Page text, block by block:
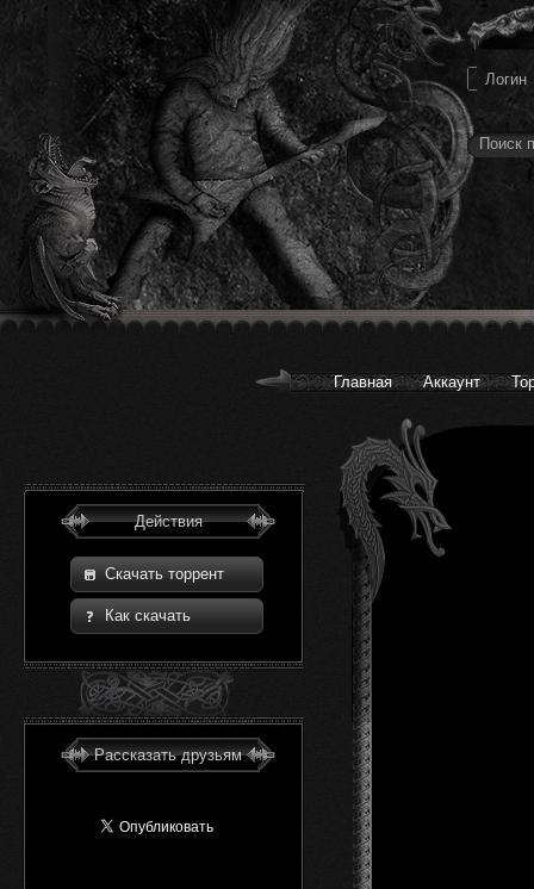
Главная Аккаунт
Действия
Скачать торрент
Как скачать
Рассказать друзьям